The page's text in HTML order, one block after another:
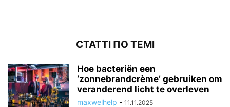
СТАТТІ ПО ТЕМІ
Hoe bacteriën een
‘zonnebrandcrème’ gebruiken om
veranderend licht te overleven
maxwelhelp - 11.11.2025